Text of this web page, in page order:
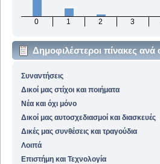
0 1 2 3
Δημοφιλέστεροι πίνακες
Συναντήσεις
Δικοί μας στίχοι και ποιήματα
Νέα και όχι μόνο
Δικοί μας αυτοσχεδιασμοί και διασκευές
Δικές μας συνθέσεις και τραγούδια
Λοιπά
Επιστήμη και Τεχνολογία